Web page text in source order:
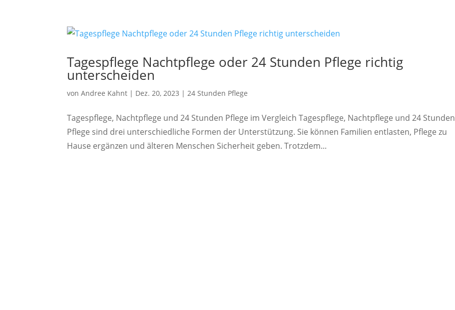
Tagespflege Nachtpflege oder 24 Stunden Pflege richtig
unterscheiden
vonAndree Kahnt | Dez. 20, 2023 | 24 Stunden Pflege
Tagespflege, Nachtpflege und 24 Stunden Pflege im Vergleich Tagespflege, Nachtpflege und 24 Stunden
Pflege sind drei unterschiedliche Formen der Unterstützung. Sie können Familien entlasten, Pflege zu
Hause ergänzen und älteren Menschen Sicherheit geben. Trotzdem...